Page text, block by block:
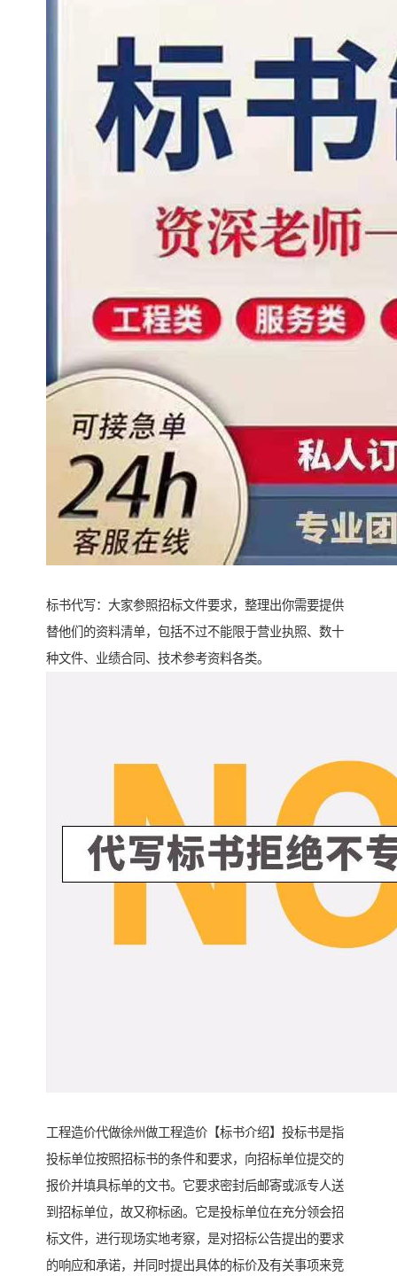
标书代写：大家参照招标文件要求，整理出你需要提供
替他们的资料清单，包括不过不能限于营业执照、数十
种文件、业绩合同、技术参考资料各类。
工程造价代做徐州做工程造价【标书介绍】投标书是指
投标单位按照招标书的条件和要求，向招标单位提交的
报价并填具标单的文书。它要求密封后邮寄或派专人送
到招标单位，故又称标函。它是投标单位在充分领会招
标文件，进行现场实地考察，是对招标公告提出的要求
的响应和承诺，并同时提出具体的标价及有关事项来竞